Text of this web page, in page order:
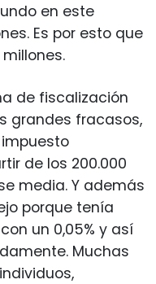
en este
Es por esto que
de fiscalización
grandes fracasos,
de los 200.000
media. Y además
porque tenía
un 0,05% y así
Muchas